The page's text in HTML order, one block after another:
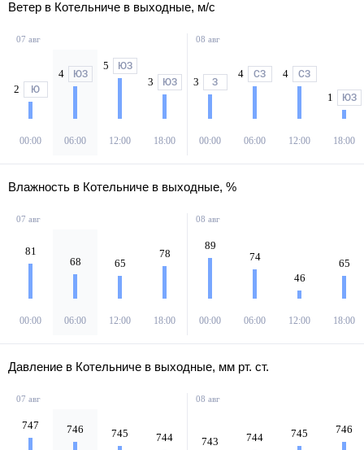
Ветер в Котельниче в выходные, м/с
07 авг
2 Ю
00:00
4 ЮЗ
06:00
5 ЮЗ
12:00
3 ЮЗ
18:00
08 авг
3 З
00:00
4 СЗ
06:00
4 СЗ
12:00
1 ЮЗ
18:00
Влажность в Котельниче в выходные, %
07 авг
81
00:00
68
06:00
65
12:00
78
18:00
08 авг
89
00:00
74
06:00
46
12:00
65
18:00
Давление в Котельниче в выходные, мм рт. ст.
07 авг
747 746 745 744
08 авг
743 744 745 746